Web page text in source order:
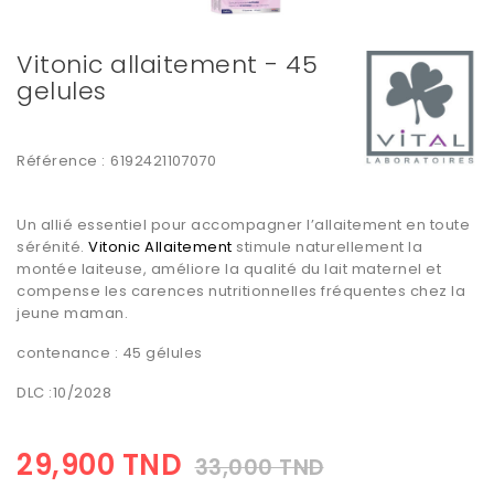
Vitonic allaitement - 45
gelules
Référence : 6192421107070
Un allié essentiel pour accompagner l’allaitement en toute
sérénité. Vitonic Allaitement stimule naturellement la
montée laiteuse, améliore la qualité du lait maternel et
compense les carences nutritionnelles fréquentes chez la
jeune maman.
contenance : 45 gélules
DLC :10/2028
29,900 TND 33,000 TND